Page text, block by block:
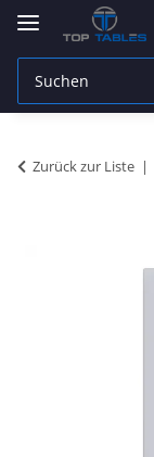
Zurück zur Liste